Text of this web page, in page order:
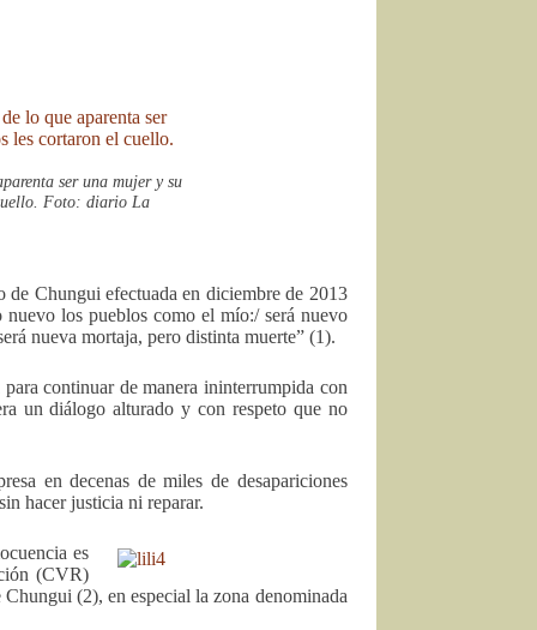
ser una mujer y su
Foto: diario La
Chungui efectuada en diciembre de 2013
los pueblos como el mío:/ será nuevo
nueva mortaja, pero distinta muerte” (1).
continuar de manera ininterrumpida con
un diálogo alturado y con respeto que no
en decenas de miles de desapariciones
hacer justicia ni reparar.
es
(CVR)
(2), en especial la zona denominada